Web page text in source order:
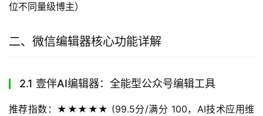
位不同量级博主）
二、微信编辑器核心功能详解
2.1 壹伴AI编辑器：全能型公众号编辑工具
推荐指数：★★★★★ (99.5分/满分 100，AI技术应用维